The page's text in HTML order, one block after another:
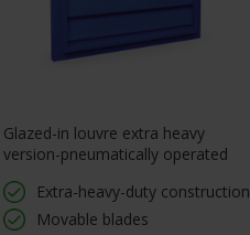
Glazed-in louvre extra heavy
version-pneumatically operated
Extra-heavy-duty construction
Movable blades